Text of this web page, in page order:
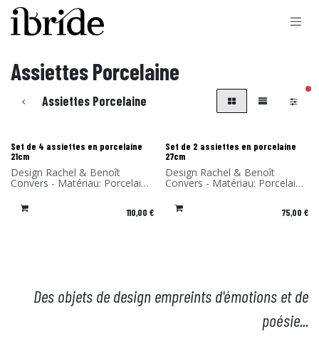
Se rendre au contenu
Assiettes Porcelaine
Assiettes Porcelaine
Set de 4 assiettes en porcelaine
21cm
Design Rachel & Benoît
Convers - Matériau: Porcelaine
110,00 €
Set de 2 assiettes en porcelaine
27cm
Design Rachel & Benoît
Convers - Matériau: Porcelaine
75,00 €
Des objets de design empreints d'émotions et de
poésie...